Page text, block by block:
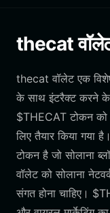
thecat
thecat वॉलेट एक
के साथ इंटरैक्ट करने के
$THECAT टोकन
लिए तैयार किया गया
टोकन है जो सोलाना
वॉलेट को सोलाना
संगत होना चाहिए।